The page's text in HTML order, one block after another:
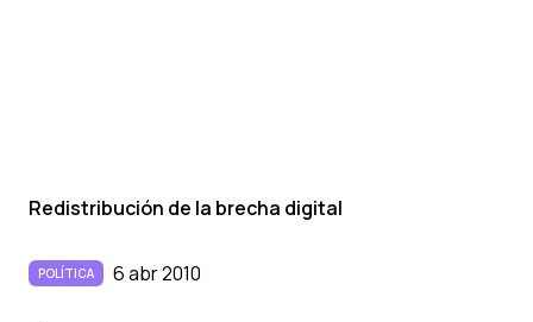
Redistribución de la brecha digital
POLÍTICA 6 abr 2010